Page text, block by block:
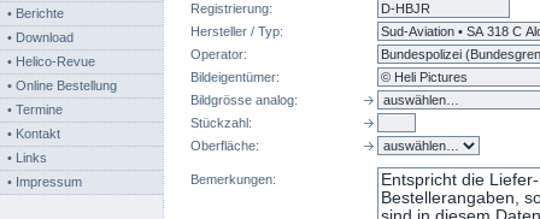
• Berichte
• Download
• Helico-Revue
• Online Bestellung
• Termine
• Kontakt
• Links
• Impressum
Registrierung:
Hersteller / Typ:
Operator:
Bildeigentümer:
Bildgrösse analog:
Stückzahl:
Oberfläche:
Bemerkungen: